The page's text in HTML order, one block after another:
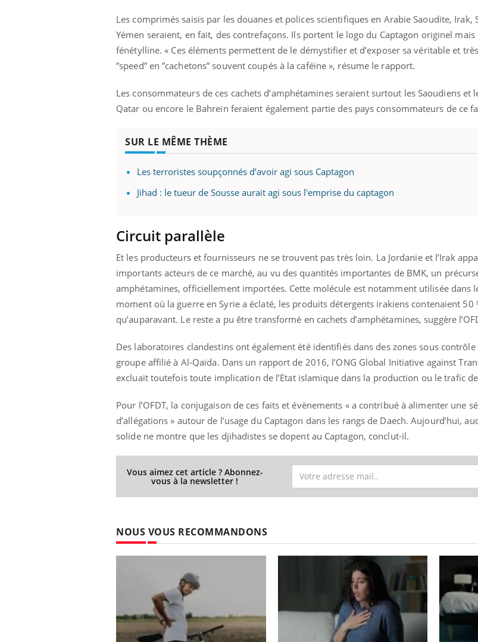
Les comprimés saisis par les douanes et polices scientifiques en Arabie Saoudite, Irak,
Yémen seraient, en fait, des contrefaçons. Ils portent le logo du Captagon originel
fénétylline. « Ces éléments permettent de le démystifier et d’exposer sa véritable et
”speed” en ”cachetons” souvent coupés à la caféine », résume le rapport.
Les consommateurs de ces cachets d’amphétamines seraient surtout les Saoudiens et
Qatar ou encore le Bahreïn feraient également partie des pays consommateurs de ce
SUR LE MÊME THÈME
Les terroristes soupçonnés d’avoir agi sous Captagon
Jihad : le tueur de Sousse aurait agi sous l'emprise du captagon
Circuit parallèle
Et les producteurs et fournisseurs ne se trouvent pas très loin. La Jordanie et l’Irak
importants acteurs de ce marché, au vu des quantités importantes de BMK, un
amphétamines, officiellement importées. Cette molécule est notamment utilisée dans
moment où la guerre en Syrie a éclaté, les produits détergents irakiens contenaient 50
qu’auparavant. Le reste a pu être transformé en cachets d’amphétamines, suggère
Des laboratoires clandestins ont également été identifiés dans des zones sous
groupe affilié à Al-Qaïda. Dans un rapport de 2016, l’ONG Global Initiative against
excluait toutefois toute implication de l’Etat islamique dans la production ou le trafic
Pour l’OFDT, la conjugaison de ces faits et évènements « a contribué à alimenter une
d’allégations » autour de l’usage du Captagon dans les rangs de Daech. Aujourd’hui,
solide ne montre que les djihadistes se dopent au Captagon, conclut-il.
Vous aimez cet article ? Abonnez-
vous à la newsletter !
NOUS VOUS RECOMMANDONS